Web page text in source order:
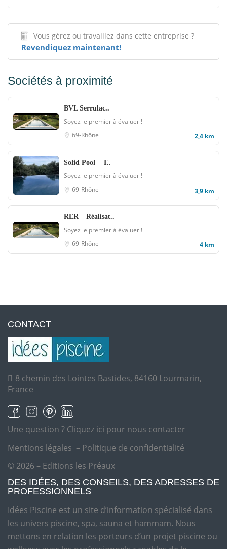
Vous gérez ou travaillez dans cette entreprise ?
Revendiquez maintenant!
Sociétés à proximité
BVL Serrulac..
Soyez le premier à évaluer !
69-Rhône
2,4 km
Solid Pool – T..
Soyez le premier à évaluer !
69-Rhône
3,9 km
RER – Réalisat..
Soyez le premier à évaluer !
69-Rhône
4 km
CONTACT
8 chemin des Lointes Bastides, 84160 Lourmarin,
France
Une question ? Cliquez ici pour nous contacter
Mentions légales – Politique de confidentialité
© 2026 – Editions les Préaux
DES IDÉES, DES CONSEILS, DES ADRESSES DE
PROFESSIONNELS
Idées Piscine est un site d’information spécialisé dans
les univers piscine, spa, sauna et hammam. Nous
mettons en relation les porteurs d’un projet piscine ou